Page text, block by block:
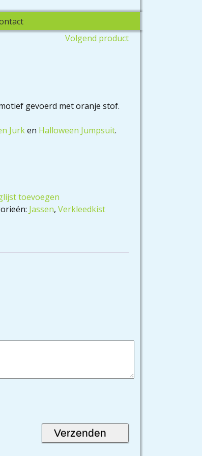
Volgend product
gevoerd met oranje stof.
Jurken Halloween Jumpsuit.
toevoegen
Jassen,Verkleedkist